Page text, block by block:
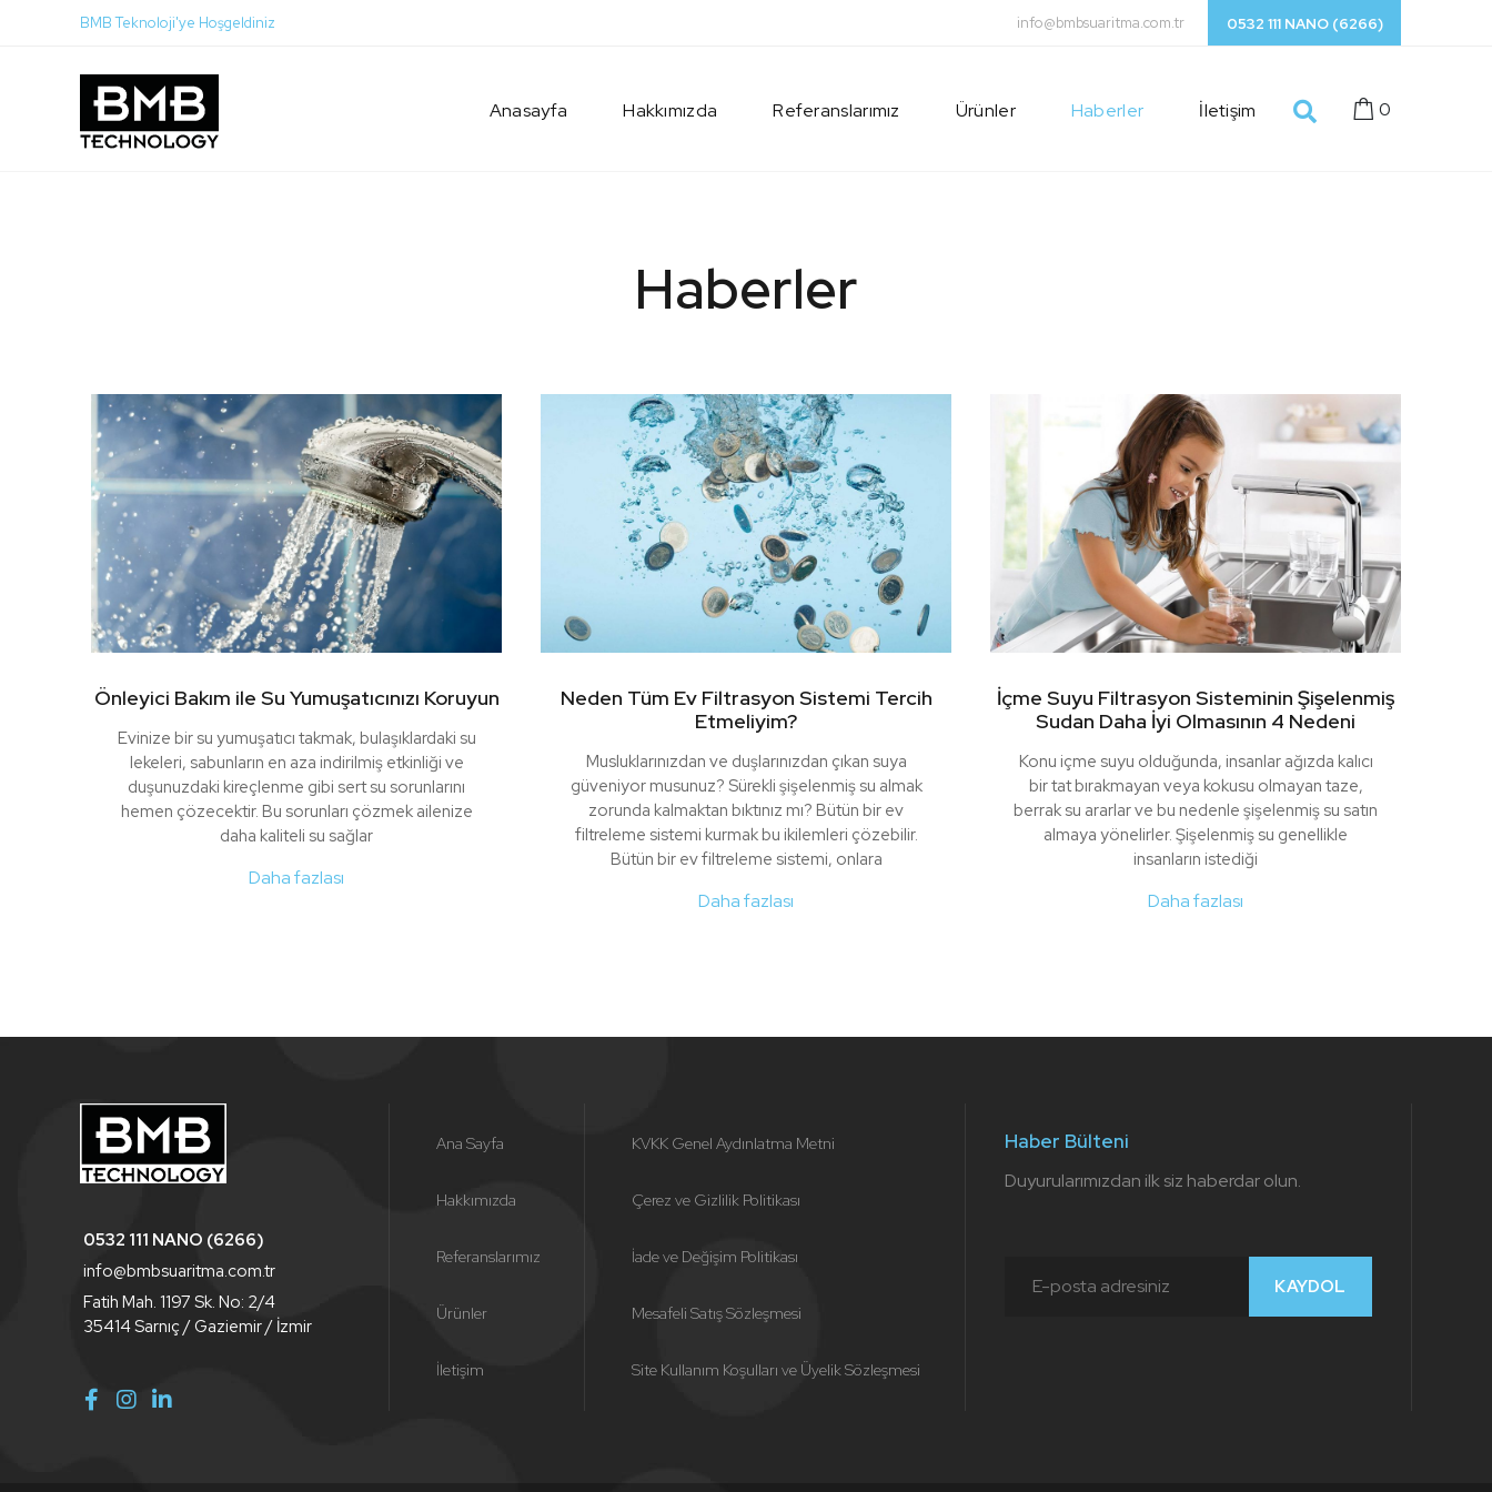
BMB Teknoloji'ye Hoşgeldiniz info@bmbsuaritma.com.tr 0532 111 NANO (6266)
Anasayfa Hakkımızda Referanslarımız Ürünler Haberler İletişim 0
Haberler
Önleyici Bakım ile Su Yumuşatıcınızı Koruyun
Evinize bir su yumuşatıcı takmak, bulaşıklardaki su
lekeleri, sabunların en aza indirilmiş etkinliği ve
duşunuzdaki kireçlenme gibi sert su sorunlarını
hemen çözecektir. Bu sorunları çözmek ailenize
daha kaliteli su sağlar
Daha fazlası
Neden Tüm Ev Filtrasyon Sistemi Tercih
Etmeliyim?
Musluklarınızdan ve duşlarınızdan çıkan suya
güveniyor musunuz? Sürekli şişelenmiş su almak
zorunda kalmaktan bıktınız mı? Bütün bir ev
filtreleme sistemi kurmak bu ikilemleri çözebilir.
Bütün bir ev filtreleme sistemi, onlara
Daha fazlası
İçme Suyu Filtrasyon Sisteminin Şişelenmiş
Sudan Daha İyi Olmasının 4 Nedeni
Konu içme suyu olduğunda, insanlar ağızda kalıcı
bir tat bırakmayan veya kokusu olmayan taze,
berrak su ararlar ve bu nedenle şişelenmiş su satın
almaya yönelirler. Şişelenmiş su genellikle
insanların istediği
Daha fazlası
0532 111 NANO (6266)
info@bmbsuaritma.com.tr
Fatih Mah. 1197 Sk. No: 2/4
35414 Sarnıç / Gaziemir / İzmir
Ana Sayfa
Hakkımızda
Referanslarımız
Ürünler
İletişim
KVKK Genel Aydınlatma Metni
Çerez ve Gizlilik Politikası
İade ve Değişim Politikası
Mesafeli Satış Sözleşmesi
Site Kullanım Koşulları ve Üyelik Sözleşmesi
Haber Bülteni
Duyurularımızdan ilk siz haberdar olun.
KAYDOL